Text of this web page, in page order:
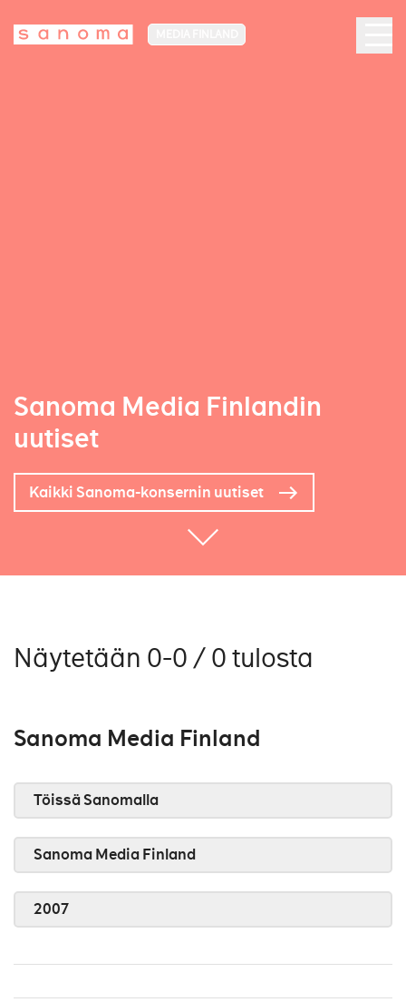
Sanoma Media Finlandin
uutiset
Kaikki Sanoma-konsernin uutiset
Näytetään 0-0 / 0 tulosta
Sanoma Media Finland
Töissä Sanomalla
Sanoma Media Finland
2007